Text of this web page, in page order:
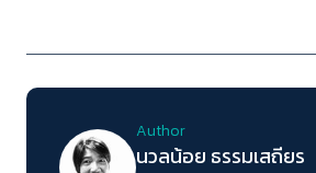
Author
นวลน้อย ธรรมเสถียร